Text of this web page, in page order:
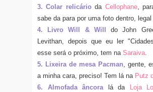
3. Colar relicárioda Cellophane,
sabe da para por uma foto dentro, legal
4. Livro Will & Willdo John
Levithan, depois que eu ler
esse será o próximo, tem na Saraiva.
5. Lixeira de mesa Pacman, gente,
a minha cara, preciso! Tem lá na Putz
6. Almofada âncoralá da Loja